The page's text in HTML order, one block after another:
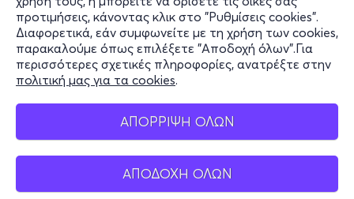
προτιμήσεις, κάνοντας κλικ στο "Ρυθμίσεις cookies".
Διαφορετικά, εάν συμφωνείτε με τη χρήση των cookies,
παρακαλούμε όπως επιλέξετε "Αποδοχή όλων".Για
περισσότερες σχετικές πληροφορίες, ανατρέξτε στην
πολιτική μας για τα cookies.
ΑΠΟΡΡΙΨΗ ΟΛΩΝ
ΑΠΟΔΟΧΗ ΟΛΩΝ
Υποστήριξη
Stay Connected
Mobile app